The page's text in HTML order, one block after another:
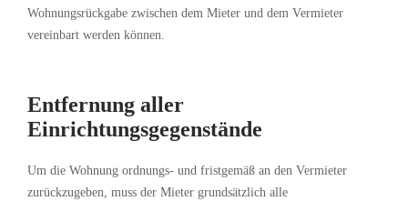
Wohnungsrückgabe zwischen dem Mieter und dem Vermieter
vereinbart werden können.
Entfernung aller
Einrichtungsgegenstände
Um die Wohnung ordnungs- und fristgemäß an den Vermieter
zurückzugeben, muss der Mieter grundsätzlich alle